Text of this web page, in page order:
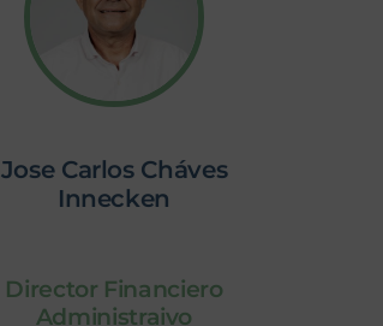
Jose Carlos Cháves
Innecken
Director Financiero
Administraivo